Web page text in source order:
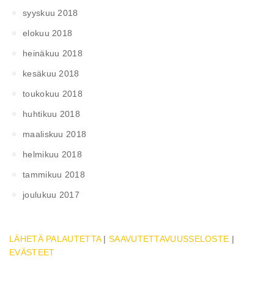
syyskuu 2018
elokuu 2018
heinäkuu 2018
kesäkuu 2018
toukokuu 2018
huhtikuu 2018
maaliskuu 2018
helmikuu 2018
tammikuu 2018
joulukuu 2017
LÄHETÄ PALAUTETTA|SAAVUTETTAVUUSSELOSTE |
EVÄSTEET